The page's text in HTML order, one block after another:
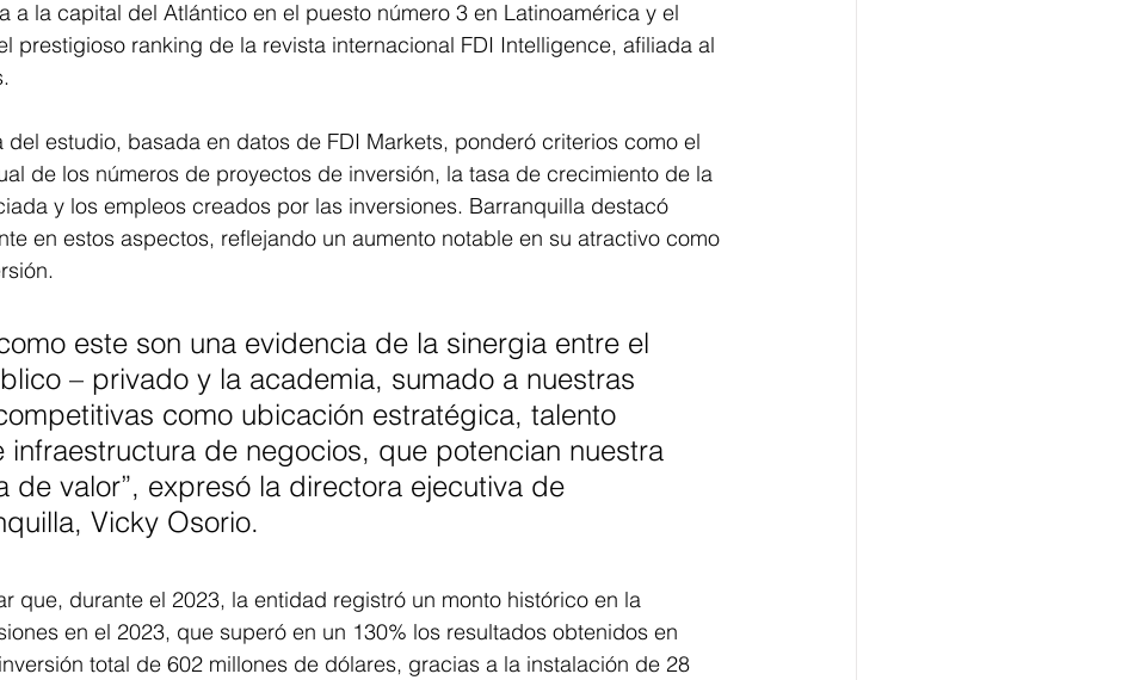
a la capital del Atlántico en el puesto número 3 en Latinoamérica y el
prestigioso ranking de la revista internacional FDI Intelligence, afiliada al
del estudio, basada en datos de FDI Markets, ponderó criterios como el
de los números de proyectos de inversión, la tasa de crecimiento de la
y los empleos creados por las inversiones. Barranquilla destacó
en estos aspectos, reflejando un aumento notable en su atractivo como
este son una evidencia de la sinergia entre el
– privado y la academia, sumado a nuestras
como ubicación estratégica, talento
infraestructura de negocios, que potencian nuestra
de valor”, expresó la directora ejecutiva de
Vicky Osorio.
que, durante el 2023, la entidad registró un monto histórico en la
en el 2023, que superó en un 130% los resultados obtenidos en
total de 602 millones de dólares, gracias a la instalación de 28